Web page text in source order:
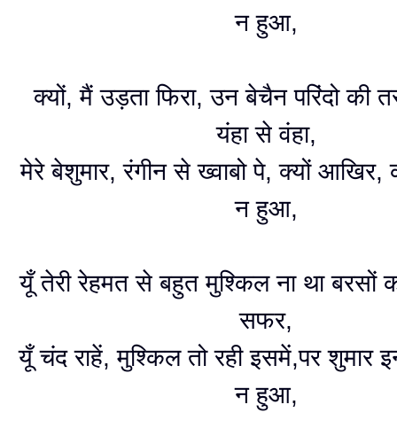
न हुआ,
क्यों, मैं उड़ता फिरा, उन बेचैन परिंदो की
यंहा से वंहा,
मेरे बेशुमार, रंगीन से ख्वाबो पे, क्यों आखिर,
न हुआ,
यूँ तेरी रेहमत से बहुत मुश्किल ना था बरसों
सफर,
यूँ चंद राहें, मुश्किल तो रही इसमें,पर शुमार
न हुआ,